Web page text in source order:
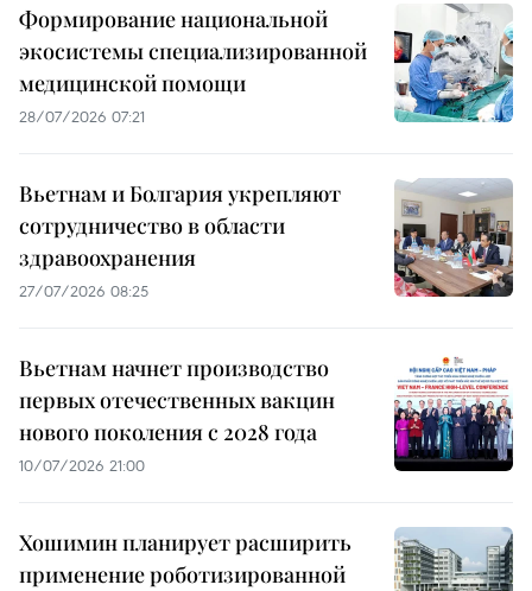
Формирование национальной
экосистемы специализированной
медицинской помощи
28/07/2026 07:21
Вьетнам и Болгария укрепляют
сотрудничество в области
здравоохранения
27/07/2026 08:25
Вьетнам начнет производство
первых отечественных вакцин
нового поколения с 2028 года
10/07/2026 21:00
Хошимин планирует расширить
применение роботизированной